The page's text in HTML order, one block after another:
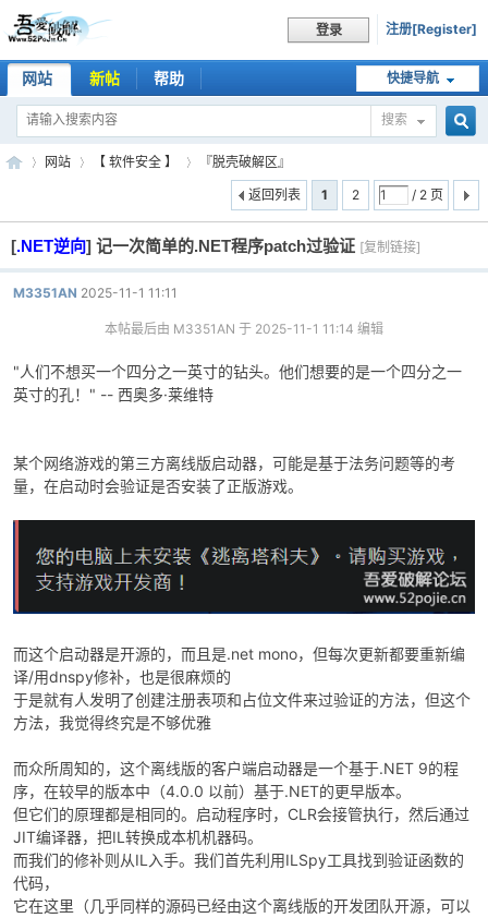
登录 注册[Register]
快捷导航
网站 新帖 帮助
搜索
吾
爱
破
解
»
网站
›
【 软件安全 】
›
『脱壳破解区』
1
2 / 2 页
返回列表
[.NET逆向] 记一次简单的.NET程序patch过验证 [复制链接]
M3351AN 2025-11-1 11:11
本帖最后由 M3351AN 于 2025-11-1 11:14 编辑
"人们不想买一个四分之一英寸的钻头。他们想要的是一个四分之一
英寸的孔！" -- 西奥多·莱维特
某个网络游戏的第三方离线版启动器，可能是基于法务问题等的考
量，在启动时会验证是否安装了正版游戏。
而这个启动器是开源的，而且是.net mono，但每次更新都要重新编
译/用dnspy修补，也是很麻烦的
于是就有人发明了创建注册表项和占位文件来过验证的方法，但这个
方法，我觉得终究是不够优雅
而众所周知的，这个离线版的客户端启动器是一个基于.NET 9的程
序，在较早的版本中（4.0.0 以前）基于.NET的更早版本。
但它们的原理都是相同的。启动程序时，CLR会接管执行，然后通过
JIT编译器，把IL转换成本机机器码。
而我们的修补则从IL入手。我们首先利用ILSpy工具找到验证函数的
代码，
它在这里（几乎同样的源码已经由这个离线版的开发团队开源，可以